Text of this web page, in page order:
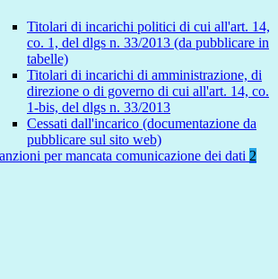
Titolari di incarichi politici di cui all'art. 14,
co. 1, del dlgs n. 33/2013 (da pubblicare in
tabelle)
Titolari di incarichi di amministrazione, di
direzione o di governo di cui all'art. 14, co.
1-bis, del dlgs n. 33/2013
Cessati dall'incarico (documentazione da
pubblicare sul sito web)
per mancata comunicazione dei dati 2